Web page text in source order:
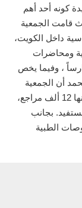
كونه أحد أهم
قامت الجمعية
داخل الكويت،
ومحاضرات
وورش عمل، بلغ عدد المستفيدين 1150دارساً ، وفيما يخص
أن الجمعية
أقامت 12 مخيماً طبياً في عام 2019م استفاد منها 12 ألف مراجع،
خلالها إجراء عمليات جراحية لعدد 6155 مستفيد. بجانب
الطبية